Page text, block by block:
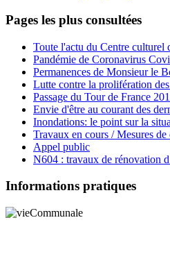
Pages les plus consultées
Toute l'actu du Centre culturel
Pandémie de Coronavirus
Permanences de Monsieur le
Lutte contre la prolifération
Passage du Tour de France
Envie d'être au courant des
Inondations: le point sur la
Travaux en cours / Mesures
Appel public
N604 : travaux de rénovation
Informations pratiques